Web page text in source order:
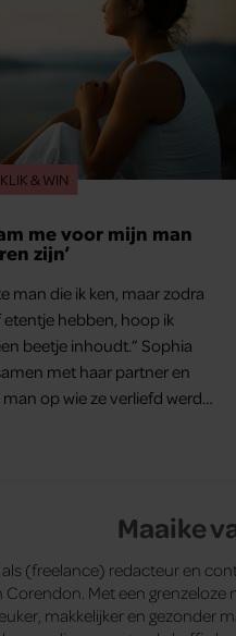
KLIK & WIN
me voor mijn man
zijn’
man die ik ken, maar zodra
etentje hebben, hoop ik
beetje inhoudt.” Sophia
met haar partner en
op wie ze verliefd werd:
Maaike
als (freelance) redacteur en
Corendon. Met een
makkelijker en gezonder